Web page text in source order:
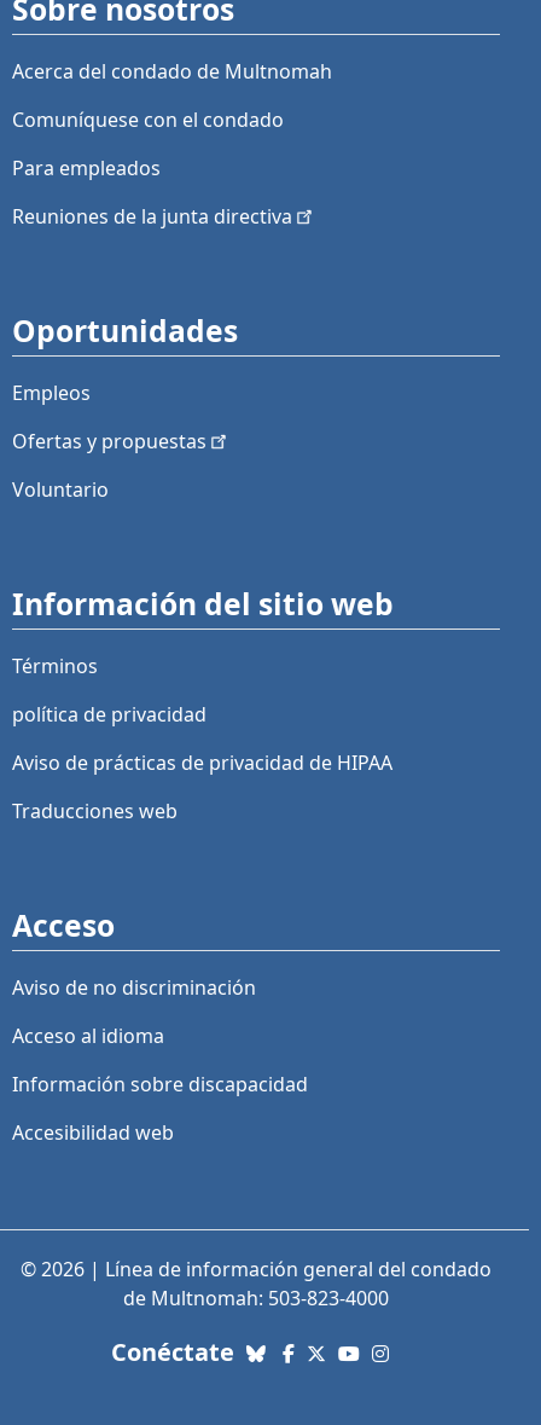
Sobre nosotros
Acerca del condado de Multnomah
Comuníquese con el condado
Para empleados
Reuniones de la junta directiva
Oportunidades
Empleos
Ofertas y propuestas
Voluntario
Información del sitio web
Términos
política de privacidad
Aviso de prácticas de privacidad de HIPAA
Traducciones web
Acceso
Aviso de no discriminación
Acceso al idioma
Información sobre discapacidad
Accesibilidad web
© 2026 | Línea de información general del condado
de Multnomah: 503-823-4000
Conéctate con nosotros. Enlaces a
Bluesky
Facebook
X (Twitter)
YouTube
Instagram